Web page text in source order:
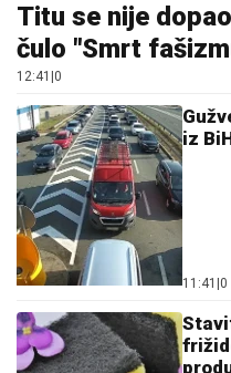
Titu se nije
čulo "Smrt
12:41 0
iz
11:41 0